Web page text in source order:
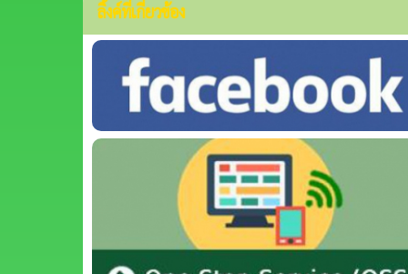
ลิ้งค์ที่เกี่ยวข้อง